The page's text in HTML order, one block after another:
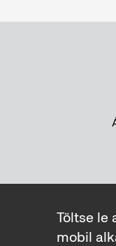
Töltse le
mobil